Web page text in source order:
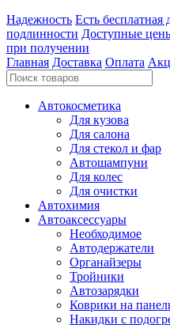
Надежность Есть бесплатная
подлинности Доступные
при получении
Главная Доставка Оплата
Автокосметика
Для кузова
Для салона
Для стекол и фар
Автошампуни
Для колес
Для очистки
Автохимия
Автоаксессуары
Необходимое
Автодержатели
Органайзеры
Тройники
Автозарядки
Коврики на
Накидки с